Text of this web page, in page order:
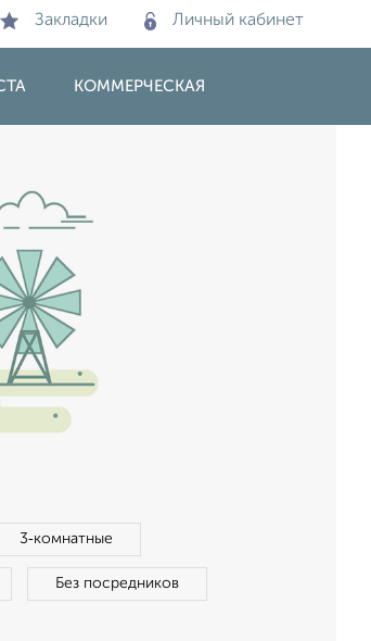
Закладки Личный кабинет
КОММЕРЧЕСКАЯ
3‑комнатные
Без посредников